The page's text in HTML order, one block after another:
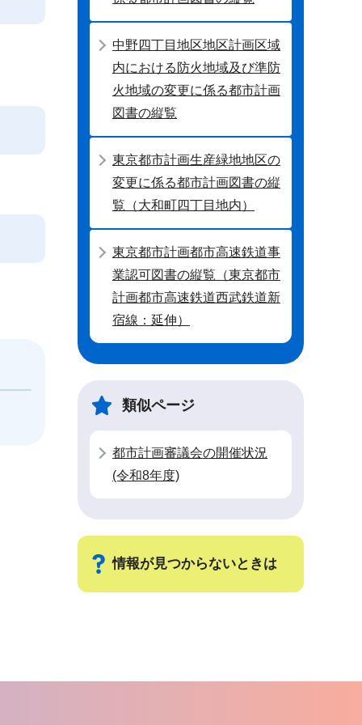
中野四丁目地区地区計画区域
内における防火地域及び準防
火地域の変更に係る都市計画
図書の縦覧
東京都市計画生産緑地地区の
変更に係る都市計画図書の縦
覧（大和町四丁目地内）
東京都市計画都市高速鉄道事
業認可図書の縦覧（東京都市
計画都市高速鉄道西武鉄道新
宿線：延伸）
類似ページ
都市計画審議会の開催状況
(令和8年度)
情報が見つからないときは